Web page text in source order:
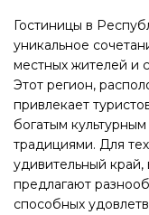
Гостиницы в
уникальное
местных жителей и
Этот регион,
привлекает
богатым
традициями. Для
удивительный край,
предлагают
способных